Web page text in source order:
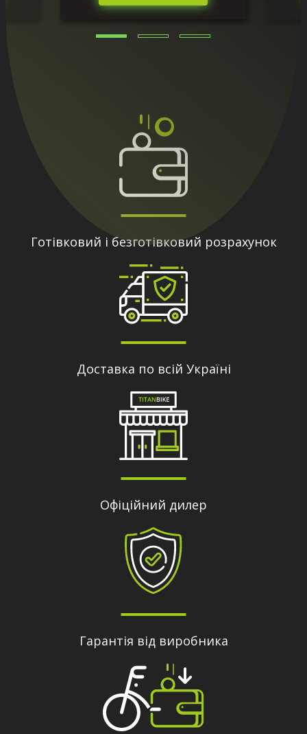
Готівковий і безготівковий розрахунок
Доставка по всій Україні
Офіційний дилер
Гарантія від виробника